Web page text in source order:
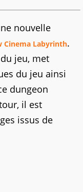
nouvelle
Cinema Labyrinth.
jeu, met
du jeu ainsi
dungeon
il est
issus de